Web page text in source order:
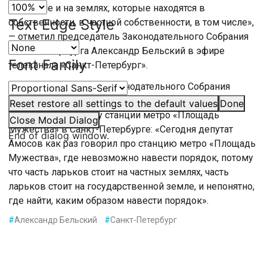
Text Edge Style
Font Family
Reset restore all settings to the default values Done
Close Modal Dialog
End of dialog window.
том числе и на землях, которые находятся в
собственности, в частной собственности, в том числе»,
— отметил председатель Законодательного Собрания
Санкт-Петербурга Александр Бельский в эфире
телеканала «Санкт-Петербург».
Также председатель Законодательного Собрания
Санкт-Петербурга Александр Бельский затронул
вопрос беспорядка у станции метро «Площадь
Мужества» в Санкт-Петербурге: «Сегодня депутат
Амосов как раз говорил про станцию метро «Площадь
Мужества», где невозможно навести порядок, потому
что часть ларьков стоит на частных землях, часть
ларьков стоит на государственной земле, и непонятно,
где найти, каким образом навести порядок».
#Александр Бельский #Санкт-Петербург